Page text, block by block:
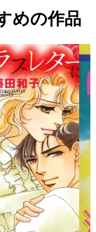
めの作品